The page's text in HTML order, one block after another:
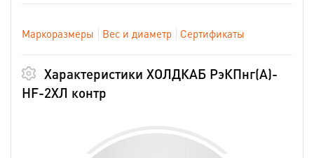
Маркоразмеры Вес и диаметр Сертификаты
Характеристики ХОЛДКАБ РэКПнг(А)-
HF-2ХЛ контр